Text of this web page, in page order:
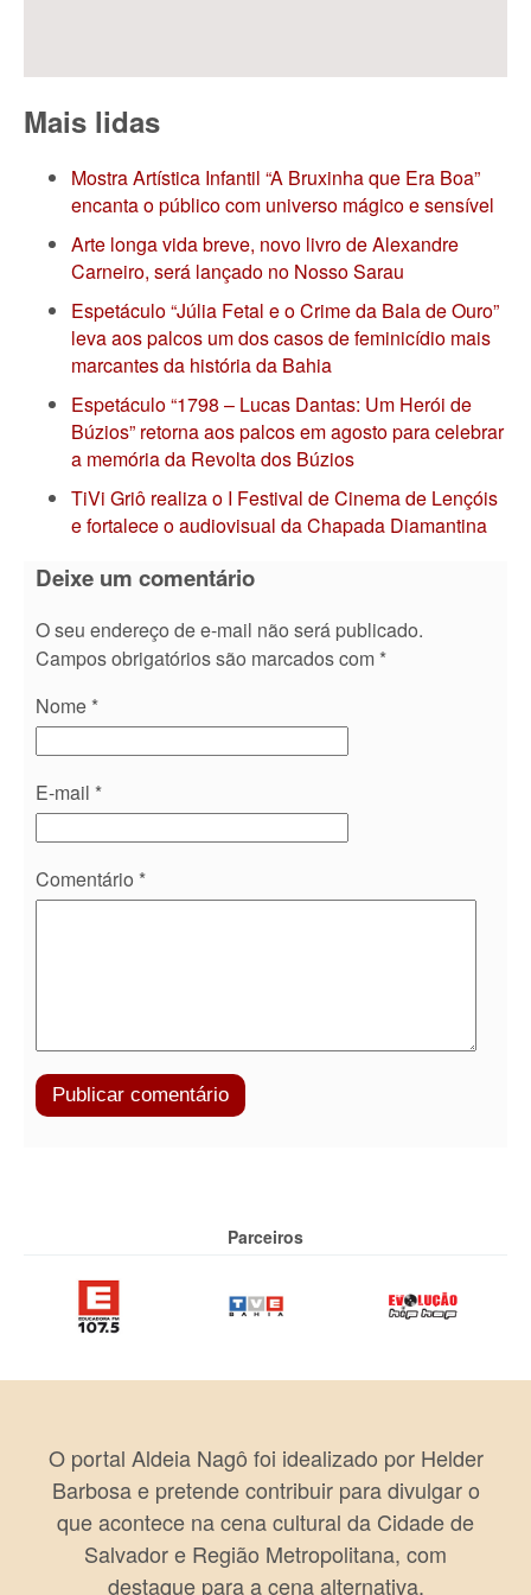
Mais lidas
Mostra Artística Infantil “A Bruxinha que Era Boa”
encanta o público com universo mágico e sensível
Arte longa vida breve, novo livro de Alexandre
Carneiro, será lançado no Nosso Sarau
Espetáculo “Júlia Fetal e o Crime da Bala de Ouro”
leva aos palcos um dos casos de feminicídio mais
marcantes da história da Bahia
Espetáculo “1798 – Lucas Dantas: Um Herói de
Búzios” retorna aos palcos em agosto para celebrar
a memória da Revolta dos Búzios
TiVi Griô realiza o I Festival de Cinema de Lençóis
e fortalece o audiovisual da Chapada Diamantina
Deixe um comentário
O seu endereço de e-mail não será publicado.
Campos obrigatórios são marcados com *
Nome *
E-mail *
Comentário *
Parceiros
O portal Aldeia Nagô foi idealizado por Helder
Barbosa e pretende contribuir para divulgar o
que acontece na cena cultural da Cidade de
Salvador e Região Metropolitana, com
destaque para a cena alternativa.